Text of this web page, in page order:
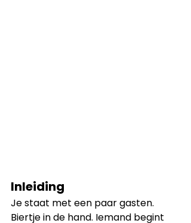
Inleiding
Je staat met een paar gasten.
Biertje in de hand. Iemand begint